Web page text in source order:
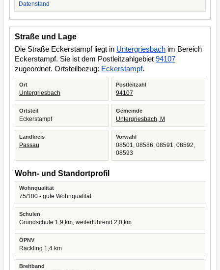
Datenstand
Straße und Lage
Die Straße Eckerstampf liegt in Untergriesbach im Bereich
Eckerstampf. Sie ist dem Postleitzahlgebiet 94107
zugeordnet. Ortsteilbezug: Eckerstampf.
Ort
Untergriesbach
Postleitzahl
94107
Ortsteil
Eckerstampf
Gemeinde
Untergriesbach, M
Landkreis
Passau
Vorwahl
08501, 08586, 08591, 08592,
08593
Wohn- und Standortprofil
Wohnqualität
75/100 - gute Wohnqualität
Schulen
Grundschule 1,9 km, weiterführend 2,0 km
ÖPNV
Rackling 1,4 km
Breitband